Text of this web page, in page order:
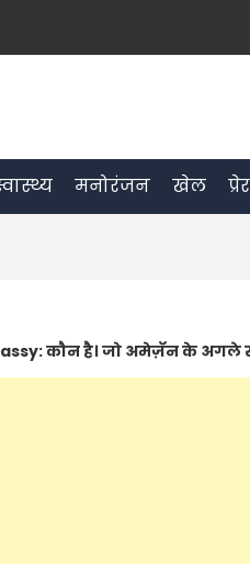
मनोरंजन खेल
कौन है। जो अमेज़ॅन के अगले